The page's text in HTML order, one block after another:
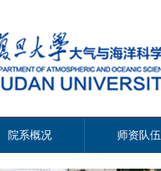
院系概况 师资队伍